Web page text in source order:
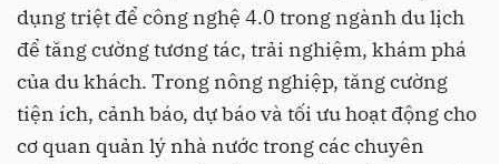
dụng triệt để công nghệ 4.0 trong ngành du lịch
để tăng cường tương tác, trải nghiệm, khám phá
của du khách. Trong nông nghiệp, tăng cường
tiện ích, cảnh báo, dự báo và tối ưu hoạt động cho
cơ quan quản lý nhà nước trong các chuyên